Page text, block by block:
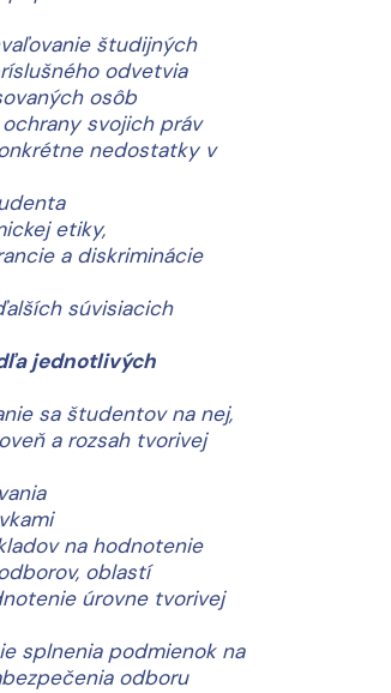
študijných
odvetvia
osôb
svojich práv
nedostatky v
etiky,
a diskriminácie
súvisiacich
jednotlivých
sa študentov na nej,
a rozsah tvorivej
na hodnotenie
oblastí
úrovne tvorivej
splnenia podmienok na
odboru